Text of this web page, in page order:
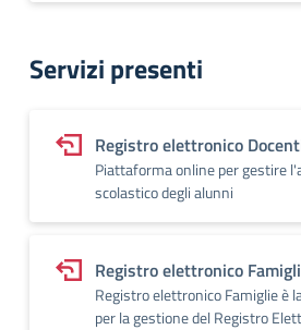
Servizi presenti
Registro elettronico
Piattaforma online per gestire
scolastico degli alunni
Registro elettronico
Registro elettronico Famiglie è
per la gestione del Registro